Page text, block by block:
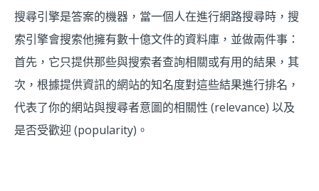
搜尋引擎是答案的機器，當一個人在進行網路搜尋時，搜
索引擎會搜索他擁有數十億文件的資料庫，並做兩件事：
首先，它只提供那些與搜索者查詢相關或有用的結果，其
次，根據提供資訊的網站的知名度對這些結果進行排名，
代表了你的網站與搜尋者意圖的相關性 (relevance) 以及
是否受歡迎 (popularity)。